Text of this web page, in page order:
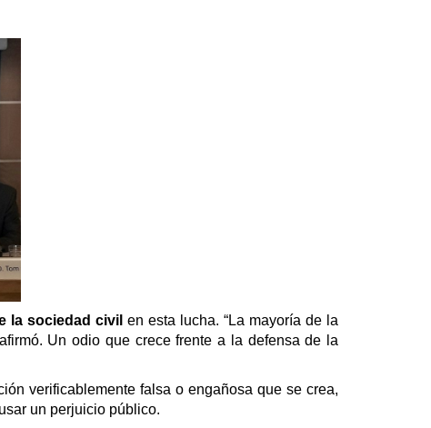
la sociedad civil en esta lucha. “La mayoría de la
Un odio que crece frente a la defensa de la
verificablemente falsa o engañosa que se crea,
un perjuicio público.